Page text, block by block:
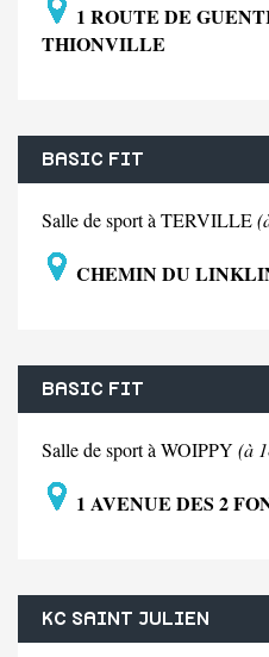
1 ROUTE DE
THIONVILLE
BASIC FIT
Salle de sport à TERVILLE
CHEMIN DU
BASIC FIT
Salle de sport à WOIPPY (à
1 AVENUE DES 2
KC SAINT JULIEN